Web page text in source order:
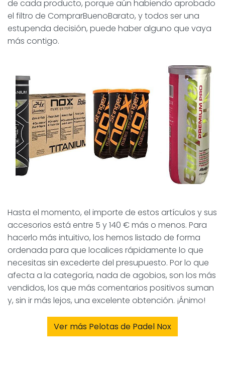
de cada producto, porque aún habiendo aprobado
el filtro de ComprarBuenoBarato, y todos ser una
estupenda decisión, puede haber alguno que vaya
más contigo.
Hasta el momento, el importe de estos artículos y sus
accesorios está entre 5 y 140 € más o menos. Para
hacerlo más intuitivo, los hemos listado de forma
ordenada para que localices rápidamente lo que
necesitas sin excederte del presupuesto. Por lo que
afecta a la categoría, nada de agobios, son los más
vendidos, los que más comentarios positivos suman
y, sin ir más lejos, una excelente obtención. ¡Ánimo!
Ver más Pelotas de Padel Nox